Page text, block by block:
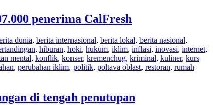
penerima CalFresh
dunia, berita internasional, berita lokal, berita nasional,
, hiburan, hoki, hukum, iklim, inflasi, inovasi, internet,
mental, konflik, konser, kremenchug, kriminal, kuliner, kurs
, perubahan iklim, politik, poltava oblast, restoran, rumah
di tengah penutupan